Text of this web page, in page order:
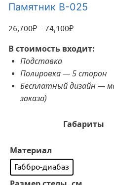
Памятник В-025
26,700₽ – 74,100₽
26,700₽
74,100₽
В стоимость входит:
Подставка
Полировка — 5 сторон
Бесплатный дизайн —
заказа)
Габариты
Материал
Габбро-диабаз